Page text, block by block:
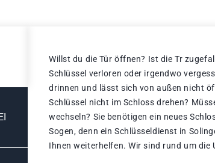
Willst du die Tür öffnen? Ist die Tr
Schlüssel verloren oder irgendwo
drinnen und lässt sich von außen nicht
Schlüssel nicht im Schloss drehen?
wechseln? Sie benötigen ein neues
Sogen, denn ein Schlüsseldienst in
Ihnen weiterhelfen. Wir sind rund um die